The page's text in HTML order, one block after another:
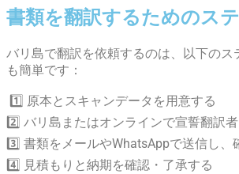
書類を翻訳するためのス
バリ島で翻訳を依頼するのは、以下のス
も簡単です：
1️⃣ 原本とスキャンデータを用意する
2️⃣ バリ島またはオンラインで宣誓翻訳
3️⃣ 書類をメールやWhatsAppで送信し、
4️⃣ 見積もりと納期を確認・了承する